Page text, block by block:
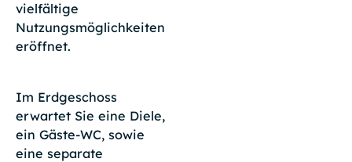
vielfältige
Nutzungsmöglichkeiten
eröffnet.
Im Erdgeschoss
erwartet Sie eine Diele,
ein Gäste-WC, sowie
eine separate